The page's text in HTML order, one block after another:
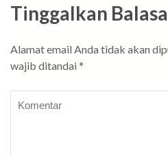
Tinggalkan
Alamat email Anda tidak akan
wajib ditandai *